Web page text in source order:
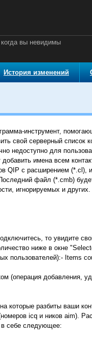
вы невидимы
История изменений
инструмент,
свой серверный
недоступно для
имена всем
QIP с расширением
файл (*.cmb)
игнорируемых и
то увидите
ниже в окне
Items
(операция добавления,
которые разбиты ваши
icq и ников aim).
в себе следующее: